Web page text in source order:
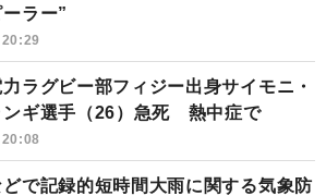
ーラー”
ラグビー部フィジー出身サイモニ・
ンギ選手（26）急死 熱中症で
で記録的短時間大雨に関する気象防